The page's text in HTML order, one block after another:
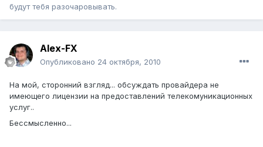
будут тебя разочаровывать.
Alex-FX
Опубликовано 24 октября, 2010
На мой, сторонний взгляд... обсуждать провайдера не
имеющего лицензии на предоставлений телекомуникационных
услуг..
Бессмысленно...